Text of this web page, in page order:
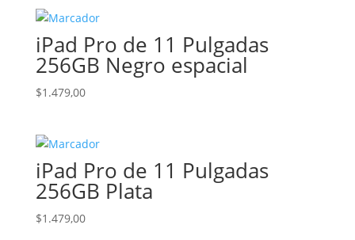
iPad Pro de 11 Pulgadas
256GB Negro espacial
$1.479,00
iPad Pro de 11 Pulgadas
256GB Plata
$1.479,00